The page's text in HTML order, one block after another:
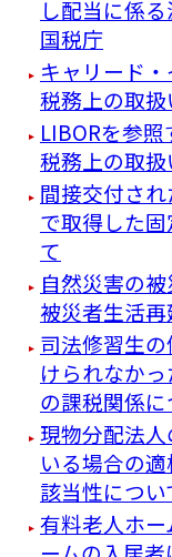
し配当に係
国税庁
キャリード
税務上の取
LIBORを参
税務上の取
間接交付さ
で取得した
て
自然災害の
被災者生活
司法修習生
けられなか
の課税関係に
現物分配法
いる場合の適
該当性につい
有料老人ホ